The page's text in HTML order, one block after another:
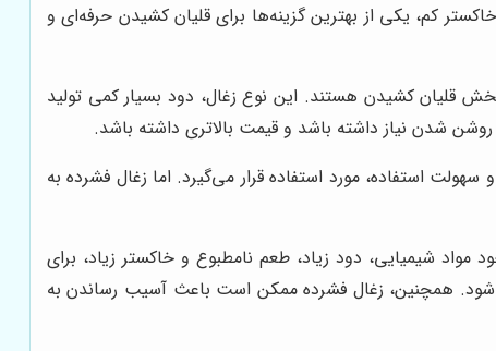
کم، یکی از بهترین گزینه‌ها برای قلیان کشیدن حرفه‌ای و
قلیان کشیدن هستند. این نوع زغال، دود بسیار کمی تولید
شدن نیاز داشته باشد و قیمت بالاتری داشته باشد.
استفاده، مورد استفاده قرار می‌گیرد. اما زغال فشرده به
شیمیایی، دود زیاد، طعم نامطبوع و خاکستر زیاد، برای
شود. همچنین، زغال فشرده ممکن است باعث آسیب رساندن به